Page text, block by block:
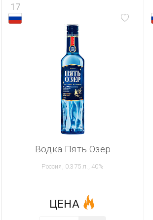
17
Водка Пять Озер
Россия, 0.375 л., 40%
ЦЕНА